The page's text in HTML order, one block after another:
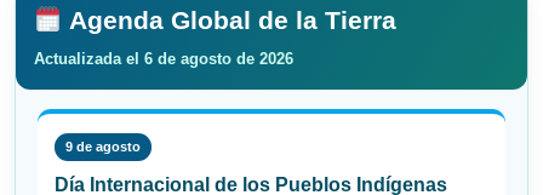
Agenda Global de la Tierra
Actualizada el 6 de agosto de 2026
9 de agosto
Día Internacional de los Pueblos Indígenas